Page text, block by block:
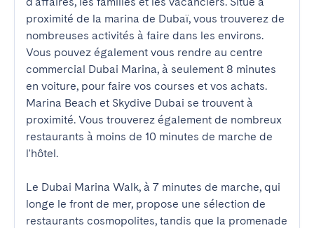
proximité de la marina de Dubaï, vous trouverez de
nombreuses activités à faire dans les environs.
Vous pouvez également vous rendre au centre
commercial Dubai Marina, à seulement 8 minutes
en voiture, pour faire vos courses et vos achats.
Marina Beach et Skydive Dubai se trouvent à
proximité. Vous trouverez également de nombreux
restaurants à moins de 10 minutes de marche de
l'hôtel.
Le Dubai Marina Walk, à 7 minutes de marche, qui
longe le front de mer, propose une sélection de
restaurants cosmopolites, tandis que la promenade